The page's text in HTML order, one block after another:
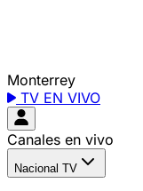
Monterrey
TV EN VIVO
Canales en vivo
Nacional TV